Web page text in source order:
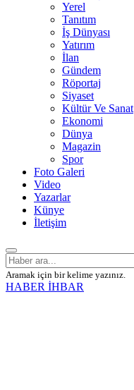
Yerel
Tanıtım
İş Dünyası
Yatırım
İlan
Gündem
Röportaj
Siyaset
Kültür Ve Sanat
Ekonomi
Dünya
Magazin
Spor
Foto Galeri
Video
Yazarlar
Künye
İletişim
Aramak için bir kelime yazınız.
HABER İHBAR